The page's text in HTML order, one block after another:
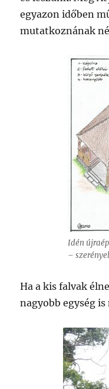
egyazon időben
mutatkoznának
Idén
–
Ha a kis falvak
nagyobb egység